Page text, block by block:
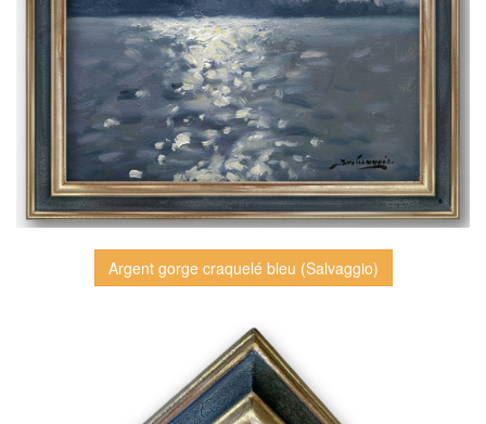
Argent gorge craquelé bleu (Salvaggio)